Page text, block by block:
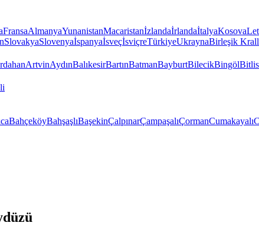
FransaAlmanyaYunanistanMacaristanİzlandaİrlandaİtalyaKosova
SlovakyaSlovenyaİspanyaİsveçİsviçreTürkiyeUkraynaBirleşik
ArtvinAydınBalıkesirBartınBatmanBayburtBilecikBingölBitlis
BahçeköyBahşaşlıBaşekinÇalpınarÇampaşalıÇormanCumakayalı